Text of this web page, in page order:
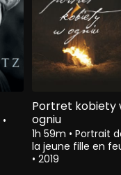
•
Portret kobiety
ogniu
1h 59m • Portrait
la jeune fille en
• 2019